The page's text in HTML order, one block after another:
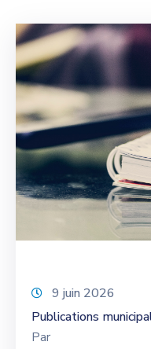
9 juin 2026
Publications
Par